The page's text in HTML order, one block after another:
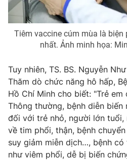
Emagazine
Photo
Video
VTV Money
VTV Sức khoẻ Bất
Thị trường 24h
Tiêm vaccine cúm mùa là biện
nhất. Ảnh minh họa:
Tuy nhiên, TS. BS. Nguyễn
Thăm dò chức năng hô hấp,
Hồ Chí Minh cho biết: "Trẻ
Thông thường, bệnh diễn biến
đối với trẻ nhỏ, người lớn tuổi,
về tim phổi, thận, bệnh
suy giảm miễn dịch…, bệnh
như viêm phổi, dễ bị biến